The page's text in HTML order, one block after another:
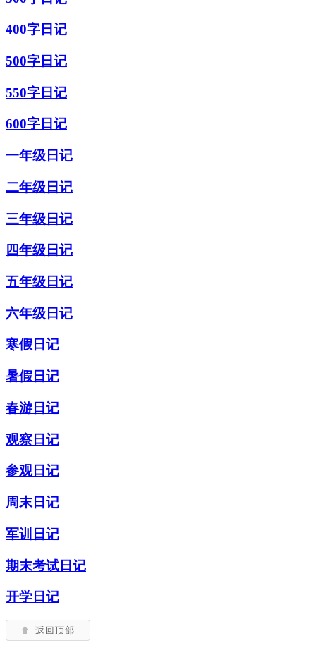
400字日记
500字日记
550字日记
600字日记
一年级日记
二年级日记
三年级日记
四年级日记
五年级日记
六年级日记
寒假日记
暑假日记
春游日记
观察日记
参观日记
周末日记
军训日记
期末考试日记
开学日记